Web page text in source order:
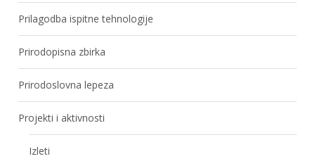
Prilagodba ispitne tehnologije
Prirodopisna zbirka
Prirodoslovna lepeza
Projekti i aktivnosti
Izleti